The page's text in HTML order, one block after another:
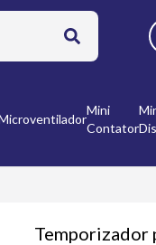
Mini
Contator
Temporizador